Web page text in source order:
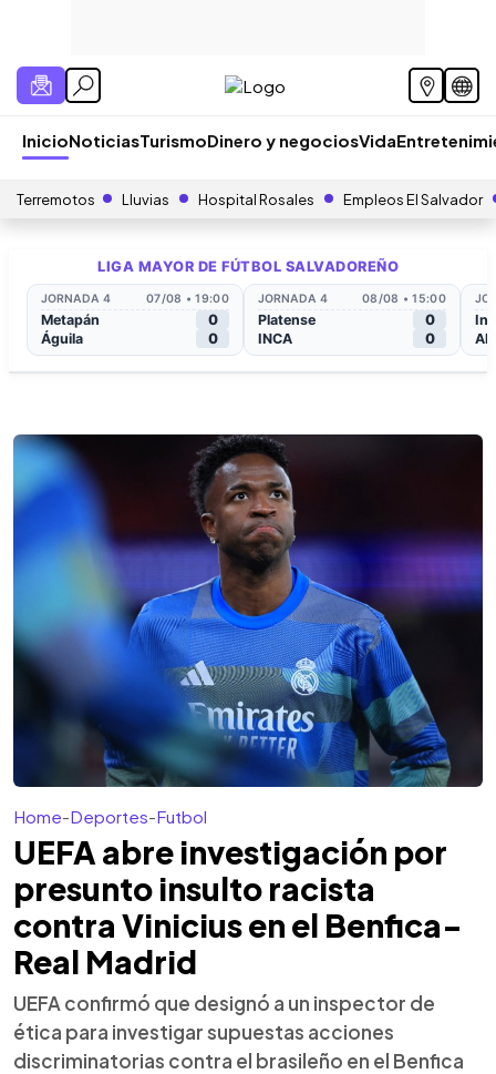
InicioNoticiasTurismoDinero y negociosVida
Terremotos Lluvias Hospital Rosales Empleos El Salvador
Home-Deportes-Futbol
UEFA abre investigación por
presunto insulto racista
contra Vinicius en el Benfica-
Real Madrid
UEFA confirmó que designó a un inspector de
ética para investigar supuestas acciones
discriminatorias contra el brasileño en el Benfica